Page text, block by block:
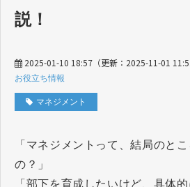
説！
2025-01-10 18:57 （更新： 2025-11-01
お役立ち情報
マネジメント
「マネジメントって、結局のと
の？」
「部下を育成したいけど、具体